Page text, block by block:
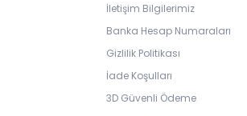
İletişim Bilgilerimiz
Banka Hesap Numaraları
Gizlilik Politikası
İade Koşulları
3D Güvenli Ödeme